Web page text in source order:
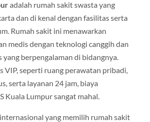
adalah rumah sakit swasta yang
dan di kenal dengan fasilitas serta
Rumah sakit ini menawarkan
medis dengan teknologi canggih dan
berpengalaman di bidangnya.
VIP, seperti ruang perawatan pribadi,
serta layanan 24 jam, biaya
Kuala Lumpur sangat mahal.
yang memilih rumah sakit